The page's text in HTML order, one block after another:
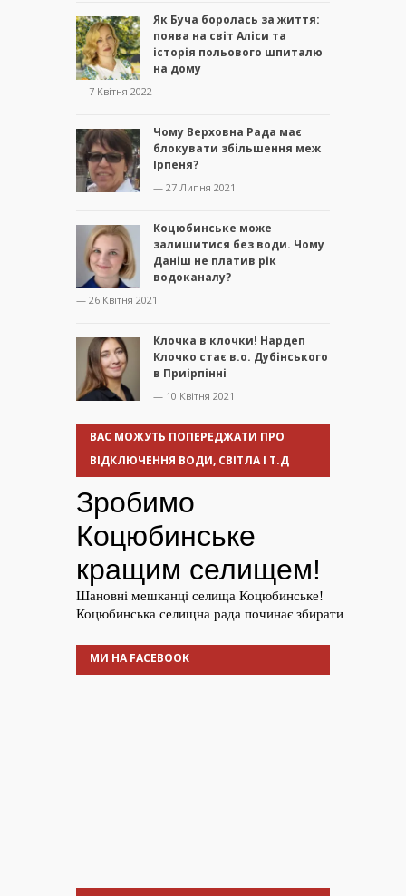
Як Буча боролась за життя:
поява на світ Аліси та
історія польового шпиталю
на дому
— 7 Квітня 2022
Чому Верховна Рада має
блокувати збільшення меж
Ірпеня?
— 27 Липня 2021
Коцюбинське може
залишитися без води. Чому
Даніш не платив рік
водоканалу?
— 26 Квітня 2021
Клочка в клочки! Нардеп
Клочко стає в.о. Дубінського
в Приірпінні
— 10 Квітня 2021
ВАС МОЖУТЬ ПОПЕРЕДЖАТИ ПРО
ВІДКЛЮЧЕННЯ ВОДИ, СВІТЛА І Т.Д
МИ НА FACEBOOK